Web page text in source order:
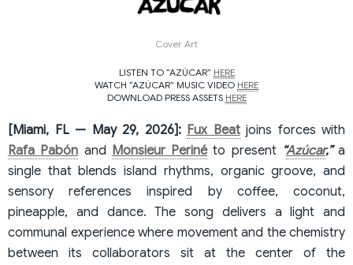
Cover Art
LISTEN TO “AZÚCAR” HERE
WATCH “AZÚCAR” MUSIC VIDEO HERE
DOWNLOAD PRESS ASSETS HERE
[Miami, FL — May 29, 2026]: Fux Beatjoins forces with
Rafa Pabón and Monsieur Perinéto present “Azúcar,”a
single that blends island rhythms, organic groove, and
sensory references inspired by coffee, coconut,
pineapple, and dance. The song delivers a light and
communal experience where movement and the chemistry
between its collaborators sit at the center of the